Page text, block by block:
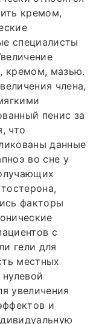
кремом,
специалисты
кремом, мазью.
члена,
пенис за
что
данные
во сне у
факторы
с
гели для
местных
увеличения
и